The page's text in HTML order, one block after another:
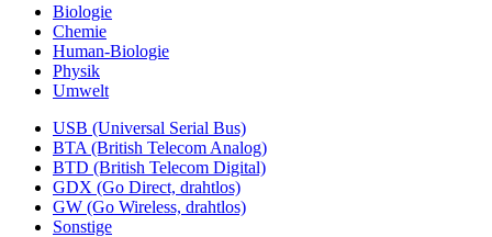
Biologie
Chemie
Human-Biologie
Physik
Umwelt
USB (Universal Serial Bus)
BTA (British Telecom Analog)
BTD (British Telecom Digital)
GDX (Go Direct, drahtlos)
GW (Go Wireless, drahtlos)
Sonstige